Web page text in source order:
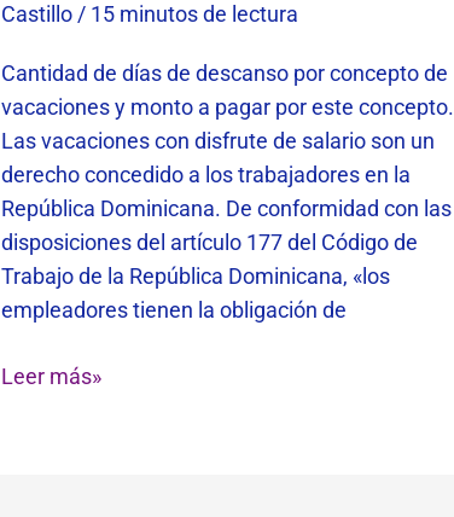
Castillo/ 15 minutos de lectura
Cantidad de días de descanso por concepto de
vacaciones y monto a pagar por este concepto.
Las vacaciones con disfrute de salario son un
derecho concedido a los trabajadores en la
República Dominicana. De conformidad con las
disposiciones del artículo 177 del Código de
Trabajo de la República Dominicana, «los
empleadores tienen la obligación de
Leer más»